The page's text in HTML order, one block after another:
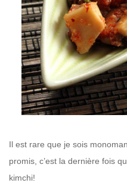
Il est rare que je sois
promis, c’est la dernière fois
kimchi!